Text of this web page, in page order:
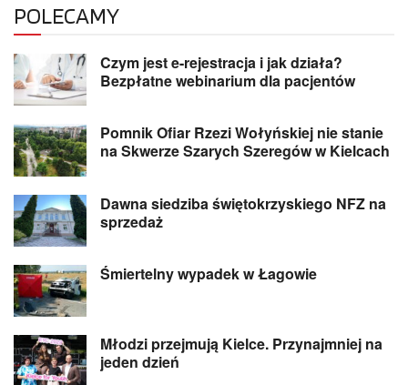
POLECAMY
Czym jest e-rejestracja i jak działa?
Bezpłatne webinarium dla pacjentów
Pomnik Ofiar Rzezi Wołyńskiej nie stanie
na Skwerze Szarych Szeregów w Kielcach
Dawna siedziba świętokrzyskiego NFZ na
sprzedaż
Śmiertelny wypadek w Łagowie
Młodzi przejmują Kielce. Przynajmniej na
jeden dzień